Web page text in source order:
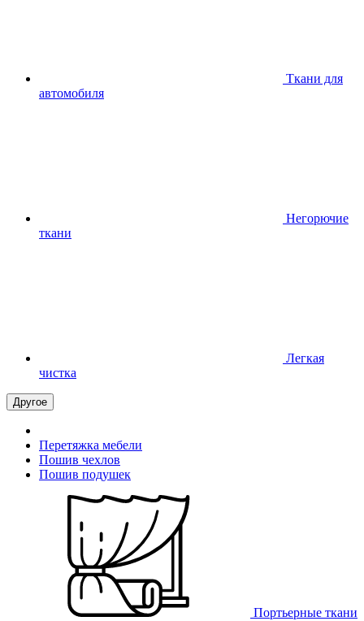
Ткани для
автомобиля
Негорючие
ткани
Легкая
чистка
Другое
Перетяжка мебели
Пошив чехлов
Пошив подушек
Портьерные ткани